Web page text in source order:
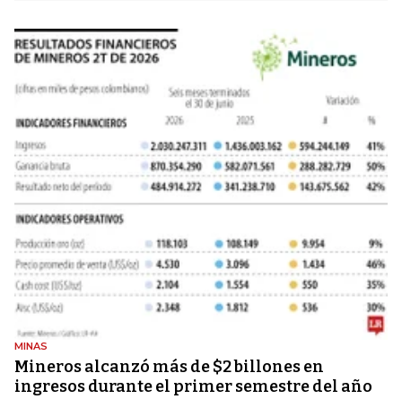
MINAS
Mineros alcanzó más de $2 billones en
ingresos durante el primer semestre del año